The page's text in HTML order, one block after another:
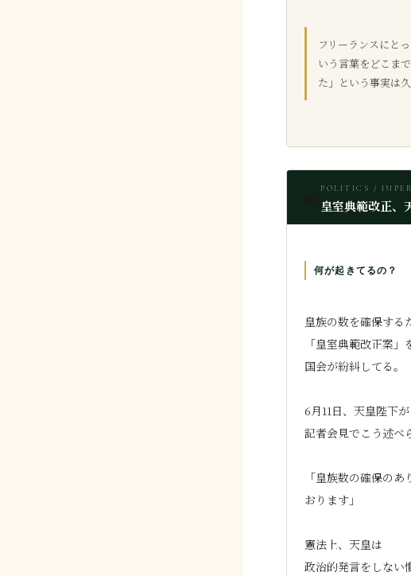
フリーランスにと
いう言葉をどこま
た」という事実は
POLITICS /
皇室典範改正、
何が起きてるの？
皇族の数を確保する
「皇室典範改正案」
国会が紛糾してる。
6月11日、天皇陛下が
記者会見でこう述べ
「皇族数の確保の
おります」
憲法上、天皇は
政治的発言をしない